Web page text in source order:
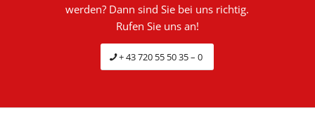
werden? Dann sind Sie bei uns richtig.
Rufen Sie uns an!
+ 43 720 55 50 35 – 0